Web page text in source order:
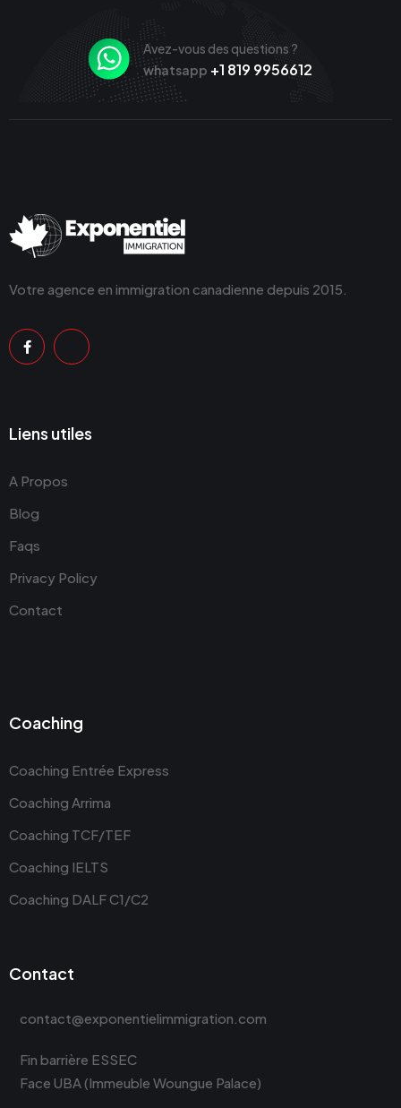
Avez-vous des questions ?
whatsapp +1 819 9956612
Votre agence en immigration canadienne depuis 2015.
Liens utiles
A Propos
Blog
Faqs
Privacy Policy
Contact
Coaching
Coaching Entrée Express
Coaching Arrima
Coaching TCF/TEF
Coaching IELTS
Coaching DALF C1/C2
Contact
contact@exponentielimmigration.com
Fin barrière ESSEC
Face UBA (Immeuble Woungue Palace)